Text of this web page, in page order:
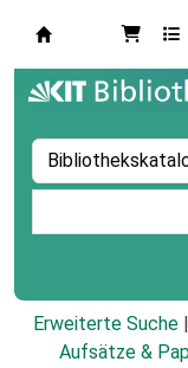
Erweiterte Suche
Aufsätze &